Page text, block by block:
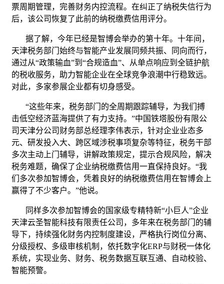
票周期管理，完善财务内控流程。在纠正了纳税失信行为
后，该公司恢复了此前的纳税缴费信用评分。
据了解，今年已经是智博会举办的第十年。十年间，
天津税务部门始终与智能产业发展同频共振、同向而行，
通过从“政策输血”到“合规造血”、从单点响应到全链护航
的税收服务，助力智能企业在全球竞争浪潮中行稳致远。
对此，多家参展企业都有切身感受。
“这些年来，税务部门的全周期跟踪辅导，为我们搏
击低空经济蓝海提供了有力支持。”中国铁塔股份有限公
司天津分公司财务部总经理李伟表示，针对企业业态多
元、研发投入大、跨区域涉税事项复杂等特征，税务干部
多次主动上门辅导，讲解政策规定，提示合规风险，解决
税务难题，确保了企业纳税缴费信用一直保持良好。“我
们多次参加智博会，凭着良好的纳税缴费信用在智博会上
赢得了不少客户。”他说。
同样多次参加智博会的国家级专精特新“小巨人”企业
天津云圣智能科技有限责任公司，多年来在税务部门的辅
导下，持续强化财务内控制度建设，严格执行岗位分离、
分级授权、多级审核机制，依托数字化ERP与财税一体化
系统，实现业务、财务、税务数据互联互通、自动校验、
智能预警。